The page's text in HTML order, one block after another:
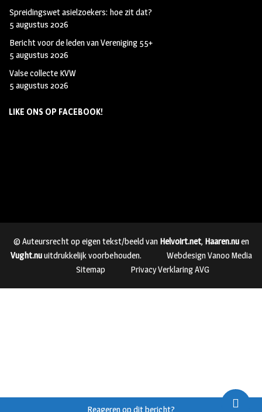
Spreidingswet asielzoekers: hoe zit dat?
5 augustus 2026
Bericht voor de leden van Vereniging 55+
5 augustus 2026
Valse collecte KVW
5 augustus 2026
LIKE ONS OP FACEBOOK!
Reageren op dit bericht?
© Auteursrecht op eigen tekst/beeld van Helvoirt.net, Haaren.nuen
Vught.nuuitdrukkelijk voorbehouden.
Webdesign Vanoo Media
Sitemap
Privacy Verklaring AVG